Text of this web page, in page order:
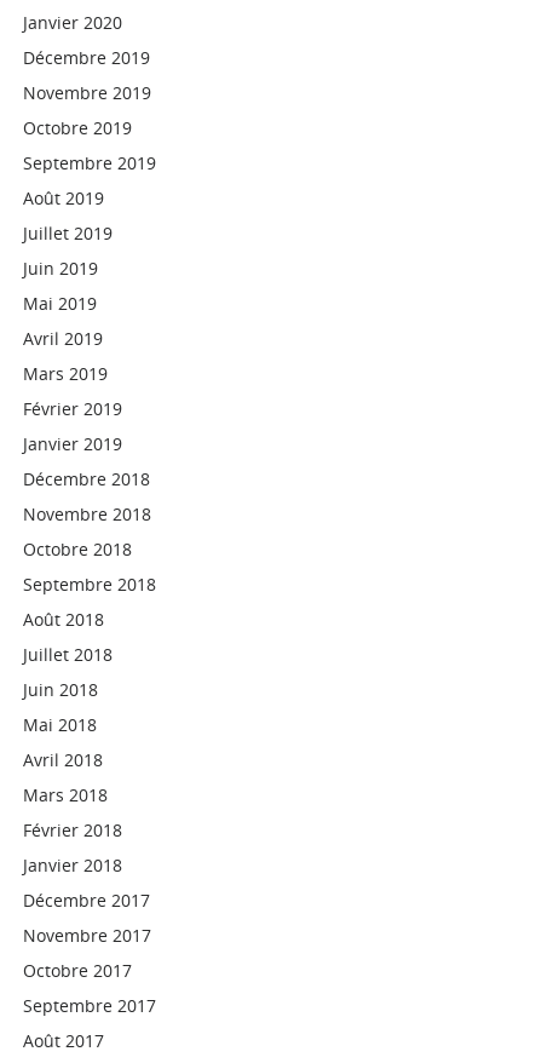
Janvier 2020
Décembre 2019
Novembre 2019
Octobre 2019
Septembre 2019
Août 2019
Juillet 2019
Juin 2019
Mai 2019
Avril 2019
Mars 2019
Février 2019
Janvier 2019
Décembre 2018
Novembre 2018
Octobre 2018
Septembre 2018
Août 2018
Juillet 2018
Juin 2018
Mai 2018
Avril 2018
Mars 2018
Février 2018
Janvier 2018
Décembre 2017
Novembre 2017
Octobre 2017
Septembre 2017
Août 2017